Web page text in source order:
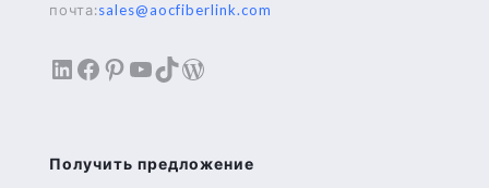
почта:sales@aocfiberlink.com
LinkedIn
Facebook
Pinterest
YouTube
TikTok
WordPress
Получить предложение